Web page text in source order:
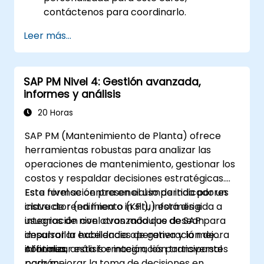
contáctenos para coordinarlo.
Leer más...
SAP PM Nivel 4: Gestión avanzada,
informes y análisis
20 Horas
SAP PM (Mantenimiento de Planta) ofrece
herramientas robustas para analizar las
operaciones de mantenimiento, gestionar los
costos y respaldar decisiones estratégicas.
Este nivel se centra en el uso de indicadores
clave de rendimiento (KPI), informes e
integración con otros módulos de SAP para
impulsar la excelencia operativa y la mejora
continua.
Esta formación presencial impartida por un
instructor (en línea o in situ) está dirigida a
usuarios de nivel avanzado que desean
desarrollar habilidades de generación de
informes, análisis e integración transversal
Al finalizar esta formación, los participantes